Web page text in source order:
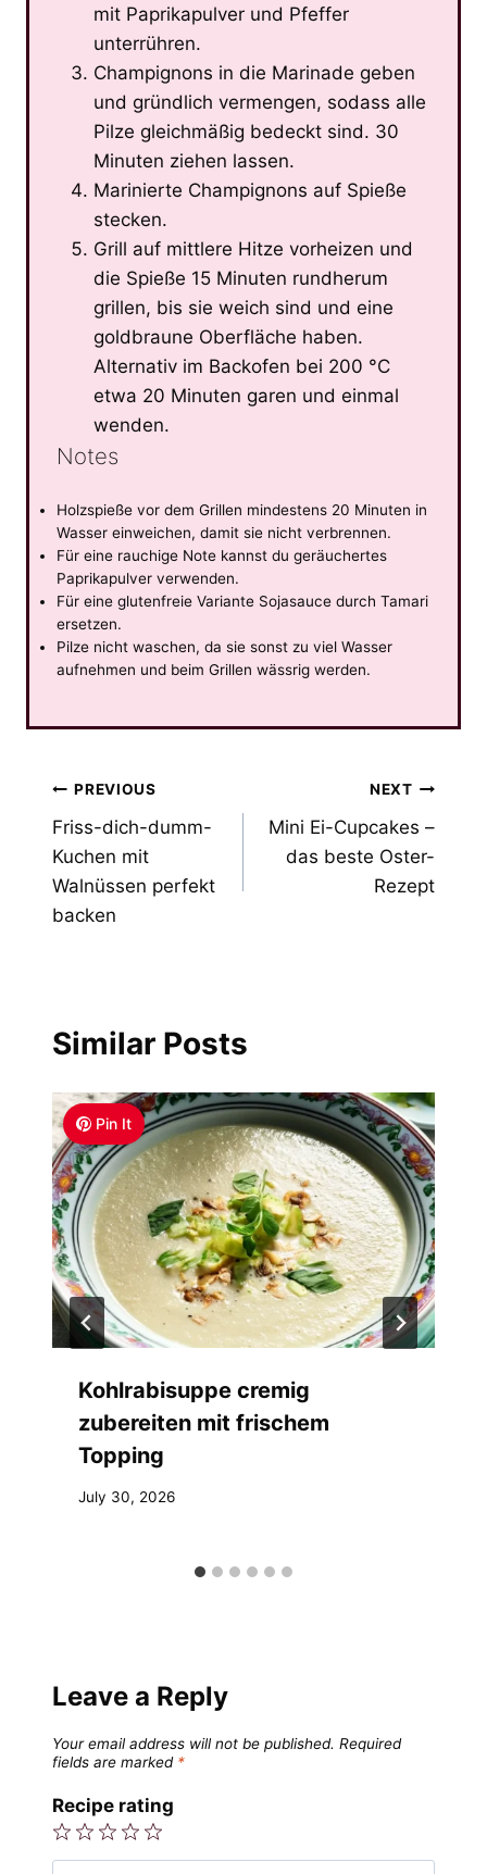
mit Paprikapulver und Pfeffer
unterrühren.
Champignons in die Marinade geben
und gründlich vermengen, sodass alle
Pilze gleichmäßig bedeckt sind. 30
Minuten ziehen lassen.
Marinierte Champignons auf Spieße
stecken.
Grill auf mittlere Hitze vorheizen und
die Spieße 15 Minuten rundherum
grillen, bis sie weich sind und eine
goldbraune Oberfläche haben.
Alternativ im Backofen bei 200 °C
etwa 20 Minuten garen und einmal
wenden.
Notes
Holzspieße vor dem Grillen mindestens 20 Minuten in
Wasser einweichen, damit sie nicht verbrennen.
Für eine rauchige Note kannst du geräuchertes
Paprikapulver verwenden.
Für eine glutenfreie Variante Sojasauce durch Tamari
ersetzen.
Pilze nicht waschen, da sie sonst zu viel Wasser
aufnehmen und beim Grillen wässrig werden.
Post
navigation
PREVIOUS
Friss-dich-dumm-
Kuchen mit
Walnüssen perfekt
backen
NEXT
Mini Ei-Cupcakes –
das beste Oster-
Rezept
Similar Posts
Pin It
Kohlrabisuppe cremig
zubereiten mit frischem
Topping
July 30, 2026
Leave a Reply
Your email address will not be published. Required
fields are marked *
Recipe rating
5
4
3
2
1